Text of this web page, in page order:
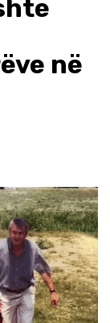
në